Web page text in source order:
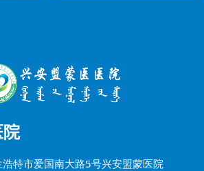
院
特市爱国南大路5号兴安盟蒙医院